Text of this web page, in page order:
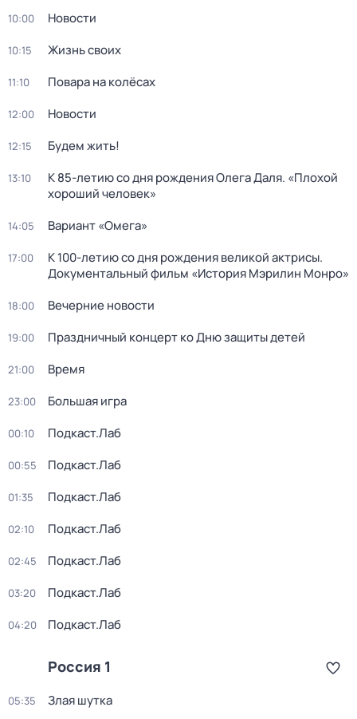
10:00 Новости
10:15 Жизнь своих
11:10 Повара на колёсах
12:00 Новости
12:15 Будем жить!
13:10
К 85-летию со дня рождения Олега Даля. «Плохой
хороший человек»
14:05 Вариант «Омега»
17:00
К 100-летию со дня рождения великой актрисы.
Документальный фильм «История Мэрилин Монро»
18:00 Вечерние новости
19:00 Праздничный концерт ко Дню защиты детей
21:00 Время
23:00 Большая игра
00:10 Подкаст.Лаб
00:55 Подкаст.Лаб
01:35 Подкаст.Лаб
02:10 Подкаст.Лаб
02:45 Подкаст.Лаб
03:20 Подкаст.Лаб
04:20 Подкаст.Лаб
Россия 1
05:35 Злая шутка